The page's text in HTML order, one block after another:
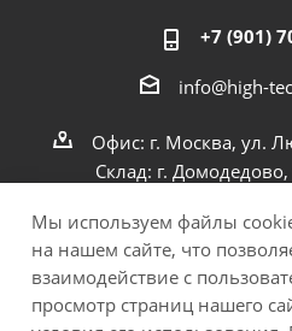
+7 (901)
info@high-
Офис: г. Москва, ул.
Склад: г.
Мы используем файлы
на нашем сайте, что
взаимодействие с
просмотр страниц нашего